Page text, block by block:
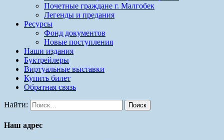
Почетные граждане г. Малгобек
Легенды и предания
Ресурсы
Фонд документов
Новые поступления
Наши издания
Буктрейлеры
Виртуальные выставки
Купить билет
Обратная связь
Найти:
Наш адрес